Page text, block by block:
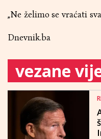
„Ne želimo se vraćati
Dnevnik.ba
vezane